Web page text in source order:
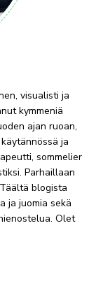
visualisti ja
kymmeniä
ajan ruoan,
ja
sommelier
Parhaillaan
blogista
ja juomia sekä
Olet